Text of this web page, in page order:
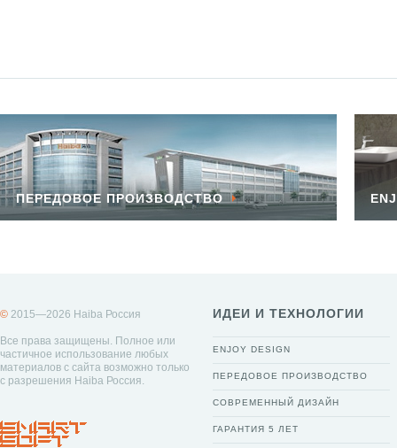
ПЕРЕДОВОЕ ПРОИЗВОДСТВО
© 2015—2026 Haiba Россия
Все права защищены. Полное или
частичное использование любых
материалов с сайта возможно только
с разрешения Haiba Россия.
ИДЕИ И ТЕХНОЛОГИИ
ENJOY DESIGN
ПЕРЕДОВОЕ ПРОИЗВОДСТВО
СОВРЕМЕННЫЙ ДИЗАЙН
ГАРАНТИЯ 5 ЛЕТ